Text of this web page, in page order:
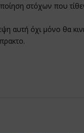
στόχων που
αυτή όχι μόνο θα